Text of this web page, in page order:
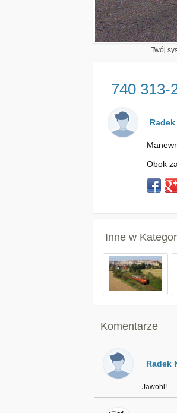
Twój
740 313-
Obok
Inne w
Komentarze
Radek
Jawohl!